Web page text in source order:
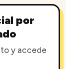
por
y accede